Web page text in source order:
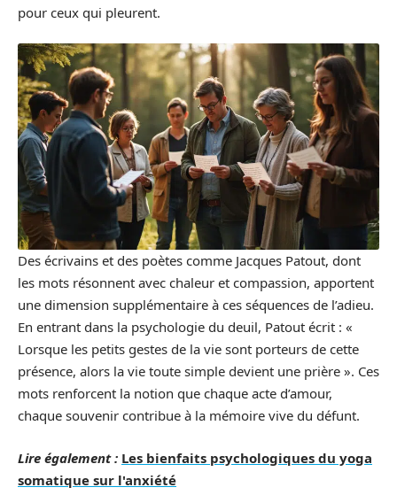
pour ceux qui pleurent.
Des écrivains et des poètes comme Jacques Patout, dont
les mots résonnent avec chaleur et compassion, apportent
une dimension supplémentaire à ces séquences de l’adieu.
En entrant dans la psychologie du deuil, Patout écrit : «
Lorsque les petits gestes de la vie sont porteurs de cette
présence, alors la vie toute simple devient une prière ». Ces
mots renforcent la notion que chaque acte d’amour,
chaque souvenir contribue à la mémoire vive du défunt.
Lire également : Les bienfaits psychologiques du yoga
somatique sur l'anxiété